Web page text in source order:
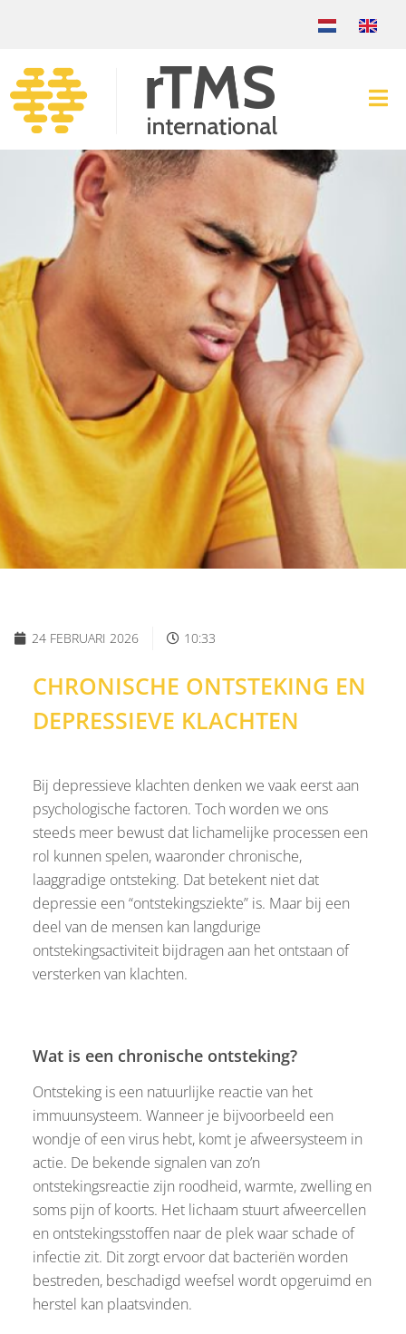
24 FEBRUARI 2026 10:33
CHRONISCHE ONTSTEKING EN
DEPRESSIEVE KLACHTEN
Bij depressieve klachten denken we vaak eerst aan
psychologische factoren. Toch worden we ons
steeds meer bewust dat lichamelijke processen een
rol kunnen spelen, waaronder chronische,
laaggradige ontsteking. Dat betekent niet dat
depressie een “ontstekingsziekte” is. Maar bij een
deel van de mensen kan langdurige
ontstekingsactiviteit bijdragen aan het ontstaan of
versterken van klachten.
Wat is een chronische ontsteking?
Ontsteking is een natuurlijke reactie van het
immuunsysteem. Wanneer je bijvoorbeeld een
wondje of een virus hebt, komt je afweersysteem in
actie. De bekende signalen van zo’n
ontstekingsreactie zijn roodheid, warmte, zwelling en
soms pijn of koorts. Het lichaam stuurt afweercellen
en ontstekingsstoffen naar de plek waar schade of
infectie zit. Dit zorgt ervoor dat bacteriën worden
bestreden, beschadigd weefsel wordt opgeruimd en
herstel kan plaatsvinden.